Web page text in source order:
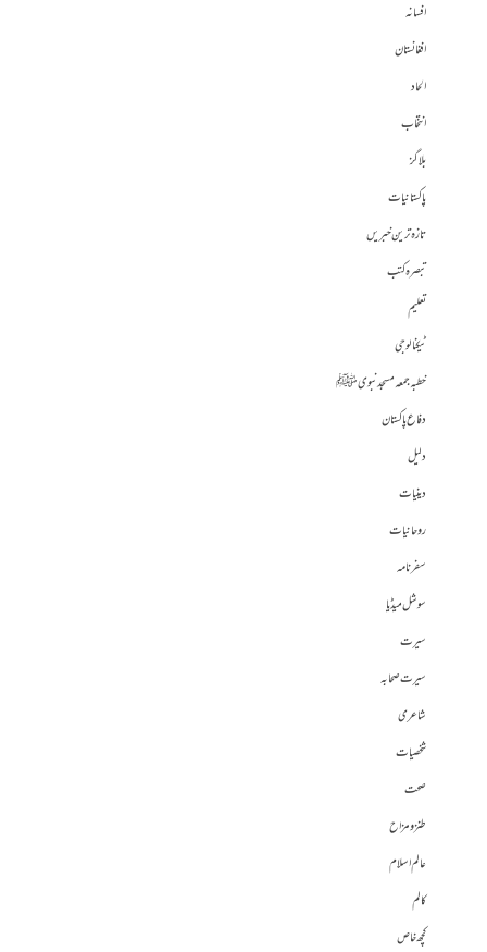
افسانہ
افغانستان
الحاد
انتخاب
بلاگز
پاکستانیات
تازہ ترین خبریں
تبصرہ کتب
تعلیم
ٹیکنالوجی
خطبہ جمعہ مسجد نبوی ﷺ
دفاع پاکستان
دلیل
دینیات
روحانیات
سفرنامہ
سوشل میڈیا
سیرت
سیرت صحابہ
شاعری
شخصیات
صحت
طنز و مزاح
عالم اسلام
کالم
کچھ خاص